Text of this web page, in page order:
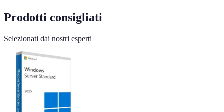
Prodotti consigliati
Selezionati dai nostri esperti